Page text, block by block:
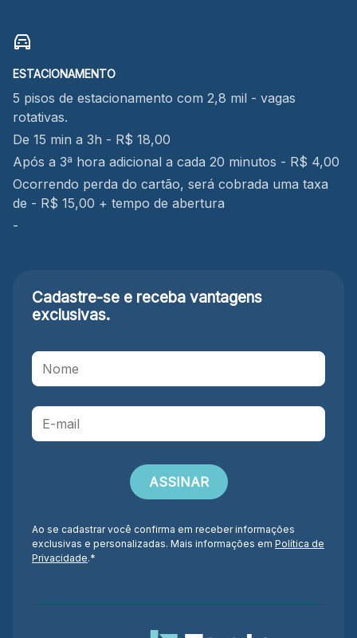
ESTACIONAMENTO
5 pisos de estacionamento com 2,8 mil - vagas
rotativas.
De 15 min a 3h - R$ 18,00
Após a 3ª hora adicional a cada 20 minutos - R$ 4,00
Ocorrendo perda do cartão, será cobrada uma taxa
de - R$ 15,00 + tempo de abertura
-
Cadastre-se e receba vantagens
exclusivas.
Ao se cadastrar você confirma em receber informações
exclusivas e personalizadas. Mais informações em Política de
Privacidade.*